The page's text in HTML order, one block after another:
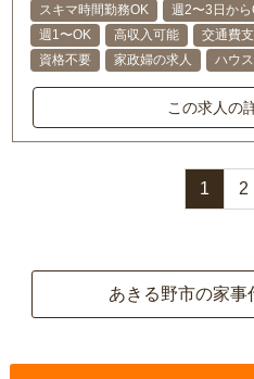
スキマ時間勤務OK 週2〜3日から
週1〜OK
高収入可能 交通費
資格不要
家政婦の求人 ハウ
この求人の
1 2
あきる野市の家事